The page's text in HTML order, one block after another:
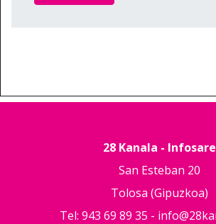
28 Kanala - Infosare
San Esteban 20
Tolosa (Gipuzkoa)
Tel: 943 69 89 35 -